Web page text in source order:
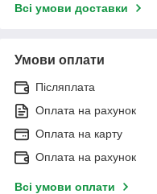
Всі умови доставки
Умови оплати
Післяплата
Оплата на рахунок
Оплата на карту
Оплата на рахунок
Всі умови оплати